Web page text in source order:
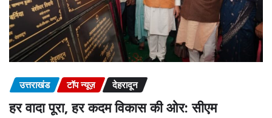
उत्तराखंड टॉप न्यूज़ देहरादून
हर वादा पूरा, हर कदम विकास की ओर: सीएम